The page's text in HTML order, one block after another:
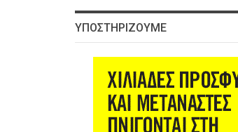
ΥΠΟΣΤΗΡΊΖΟΥΜΕ